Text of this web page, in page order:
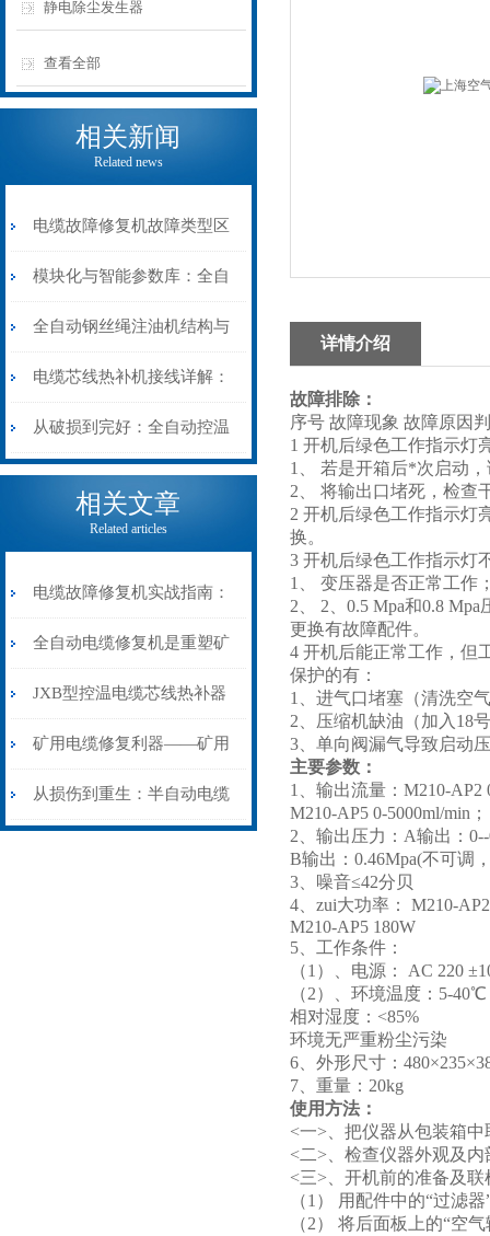
静电除尘发生器
查看全部
相关新闻
Related news
电缆故障修复机故障类型区
分指南：从“绝缘电
阻”到“波形特征”的精准诊
断逻辑
模块化与智能参数库：全自
动电缆修复机的快速换型逻
辑
全自动钢丝绳注油机结构与
工作原理：揭秘高效润滑的
机械密码
电缆芯线热补机接线详解：
从入门到精通
从破损到完好：全自动控温
电缆热补机的核心价值
相关文章
Related articles
电缆故障修复机实战指南：
从“盲测”到“精确定点”的三
步作业法
全自动电缆修复机是重塑矿
山电力动脉的“智能外科医
生”
JXB型控温电缆芯线热补器
安装与接线：精准修复的工
艺基石
矿用电缆修复利器——矿用
电缆热补机智能控温，安全
从损伤到重生：半自动电缆
详情介绍
故障排除：
序号 故障现象 故障原因
1 开机后绿色工作指示灯
1、 若是开箱后*次启动
2、 将输出口堵死，检查
2 开机后绿色工作指示灯
换。
3 开机后绿色工作指示灯
1、 变压器是否正常工作
2、 2、0.5 Mpa和0.8
更换有故障配件。
4 开机后能正常工作，但
保护的有：
1、进气口堵塞（清洗空
2、压缩机缺油（加入18
3、单向阀漏气导致启动
主要参数：
1、输出流量：M210-AP2
M210-AP5 0-5000ml/min；
2、输出压力：A输出：
B输出：0.46Mpa(不可调
3、噪音≤42分贝
4、zui大功率： M210-
M210-AP5 180W
5、工作条件：
（1）、电源： AC 220
（2）、环境温度：5-40℃
相对湿度：<85%
环境无严重粉尘污染
6、外形尺寸：
7、重量：20kg
使用方法：
<一>、把仪器从包装箱
<二>、检查仪器外观及
<三>、开机前的准备及联
（1） 用配件中的“过滤
（2） 将后面板上的“空